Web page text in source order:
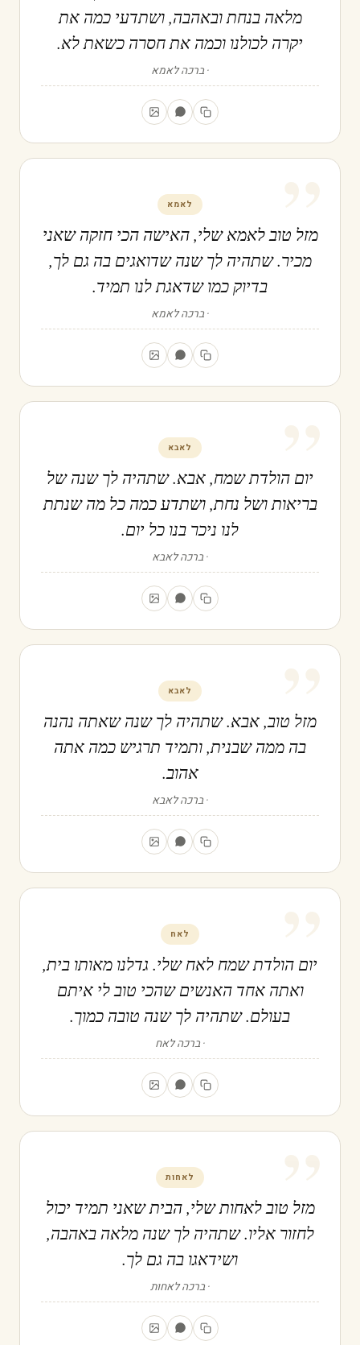
מלאה בנחת ובאהבה, ושתדעי כמה את
יקרה לכולנו וכמה את חסרה כשאת לא.
ברכה לאמא
” לאמא
מזל טוב לאמא שלי, האישה הכי חזקה שאני
מכיר. שתהיה לך שנה שדואגים בה גם לך,
בדיוק כמו שדאגת לנו תמיד.
ברכה לאמא
” לאבא
יום הולדת שמח, אבא. שתהיה לך שנה של
בריאות ושל נחת, ושתדע כמה כל מה שנתת
לנו ניכר בנו כל יום.
ברכה לאבא
” לאבא
מזל טוב, אבא. שתהיה לך שנה שאתה נהנה
בה ממה שבנית, ותמיד תרגיש כמה אתה
אהוב.
ברכה לאבא
” לאח
יום הולדת שמח לאח שלי. גדלנו מאותו בית,
ואתה אחד האנשים שהכי טוב לי איתם
בעולם. שתהיה לך שנה טובה כמוך.
ברכה לאח
” לאחות
מזל טוב לאחות שלי, הבית שאני תמיד יכול
לחזור אליו. שתהיה לך שנה מלאה באהבה,
ושידאגו בה גם לך.
ברכה לאחות